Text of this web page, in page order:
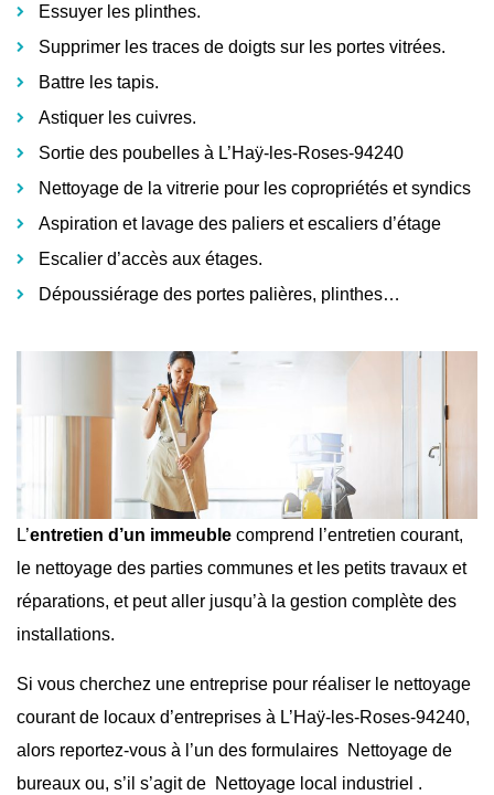
Essuyer les plinthes.
Supprimer les traces de doigts sur les portes vitrées.
Battre les tapis.
Astiquer les cuivres.
Sortie des poubelles à L’Haÿ-les-Roses-94240
Nettoyage de la vitrerie pour les copropriétés et syndics
Aspiration et lavage des paliers et escaliers d’étage
Escalier d’accès aux étages.
Dépoussiérage des portes palières, plinthes…
L’entretien d’un immeuble comprend l’entretien courant,
le nettoyage des parties communes et les petits travaux et
réparations, et peut aller jusqu’à la gestion complète des
installations.
Si vous cherchez une entreprise pour réaliser le nettoyage
courant de locaux d’entreprises à L’Haÿ-les-Roses-94240,
alors reportez-vous à l’un des formulaires Nettoyage de
bureaux ou, s’il s’agit de Nettoyage local industriel .